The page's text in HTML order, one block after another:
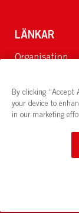
LÄNKAR
Organisation
Lediga jobb
Nyheter och
Restaurang
By clicking “Accept
your device to
in our marketing